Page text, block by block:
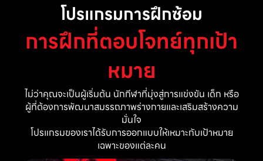
โปรแกรมการฝึกซ้อม
การฝึกที่ตอบโจทย์ทุกเป้า
หมาย
ไม่ว่าคุณจะเป็นผู้เริ่มต้น นักกีฬาที่มุ่งสู่การแข่งขัน เด็ก หรือ
ผู้ที่ต้องการพัฒนาสมรรถภาพร่างกายและเสริมสร้างความ
มั่นใจ
โปรแกรมของเราได้รับการออกแบบให้เหมาะกับเป้าหมาย
เฉพาะของแต่ละคน